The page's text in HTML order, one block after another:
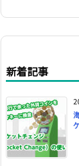
新着記事